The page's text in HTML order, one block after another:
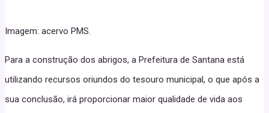
Imagem: acervo PMS.
Para a construção dos abrigos, a Prefeitura de Santana está
utilizando recursos oriundos do tesouro municipal, o que após a
sua conclusão, irá proporcionar maior qualidade de vida aos